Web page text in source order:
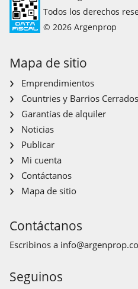
Todos los derechos
© 2026 Argenprop
Mapa de sitio
Emprendimientos
Countries y Barrios Cerrados
Garantías de alquiler
Noticias
Publicar
Mi cuenta
Contáctanos
Mapa de sitio
Contáctanos
Escribinos a
Seguinos